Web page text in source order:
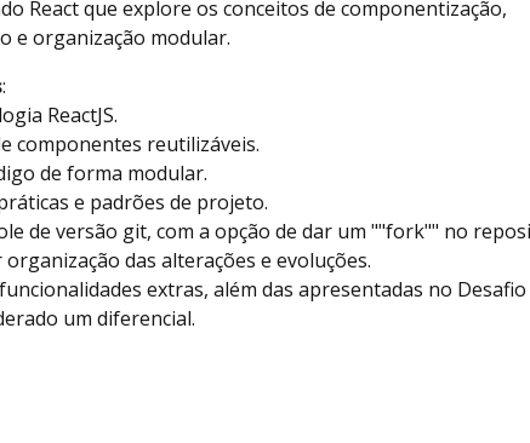
React que explore os conceitos de componentização,
e organização modular.
:
ReactJS.
componentes reutilizáveis.
de forma modular.
e padrões de projeto.
de versão git, com a opção de dar um ""fork"" no
das alterações e evoluções.
extras, além das apresentadas no Desafio
um diferencial.